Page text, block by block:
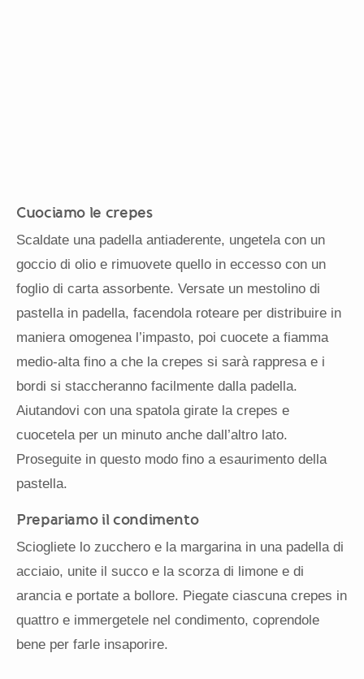
Cuociamo le crepes
Scaldate una padella antiaderente, ungetela con un
goccio di olio e rimuovete quello in eccesso con un
foglio di carta assorbente. Versate un mestolino di
pastella in padella, facendola roteare per distribuire in
maniera omogenea l’impasto, poi cuocete a fiamma
medio-alta fino a che la crepes si sarà rappresa e i
bordi si staccheranno facilmente dalla padella.
Aiutandovi con una spatola girate la crepes e
cuocetela per un minuto anche dall’altro lato.
Proseguite in questo modo fino a esaurimento della
pastella.
Prepariamo il condimento
Sciogliete lo zucchero e la margarina in una padella di
acciaio, unite il succo e la scorza di limone e di
arancia e portate a bollore. Piegate ciascuna crepes in
quattro e immergetele nel condimento, coprendole
bene per farle insaporire.